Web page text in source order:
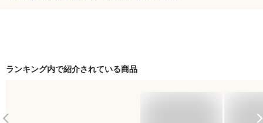
ランキング内で紹介されている商品